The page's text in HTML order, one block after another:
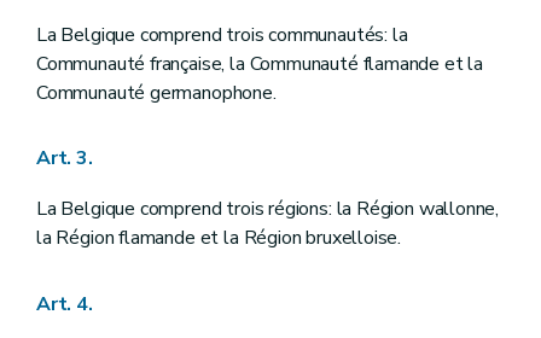
Art. 46
Art. 47
Art. 48
Art. 49
Art. 54
Art. 55
La Belgique comprend trois communautés: la
Communauté française, la Communauté flamande et la
Communauté germanophone.
Art. 3.
La Belgique comprend trois régions: la Région wallonne,
la Région flamande et la Région bruxelloise.
Art. 4.